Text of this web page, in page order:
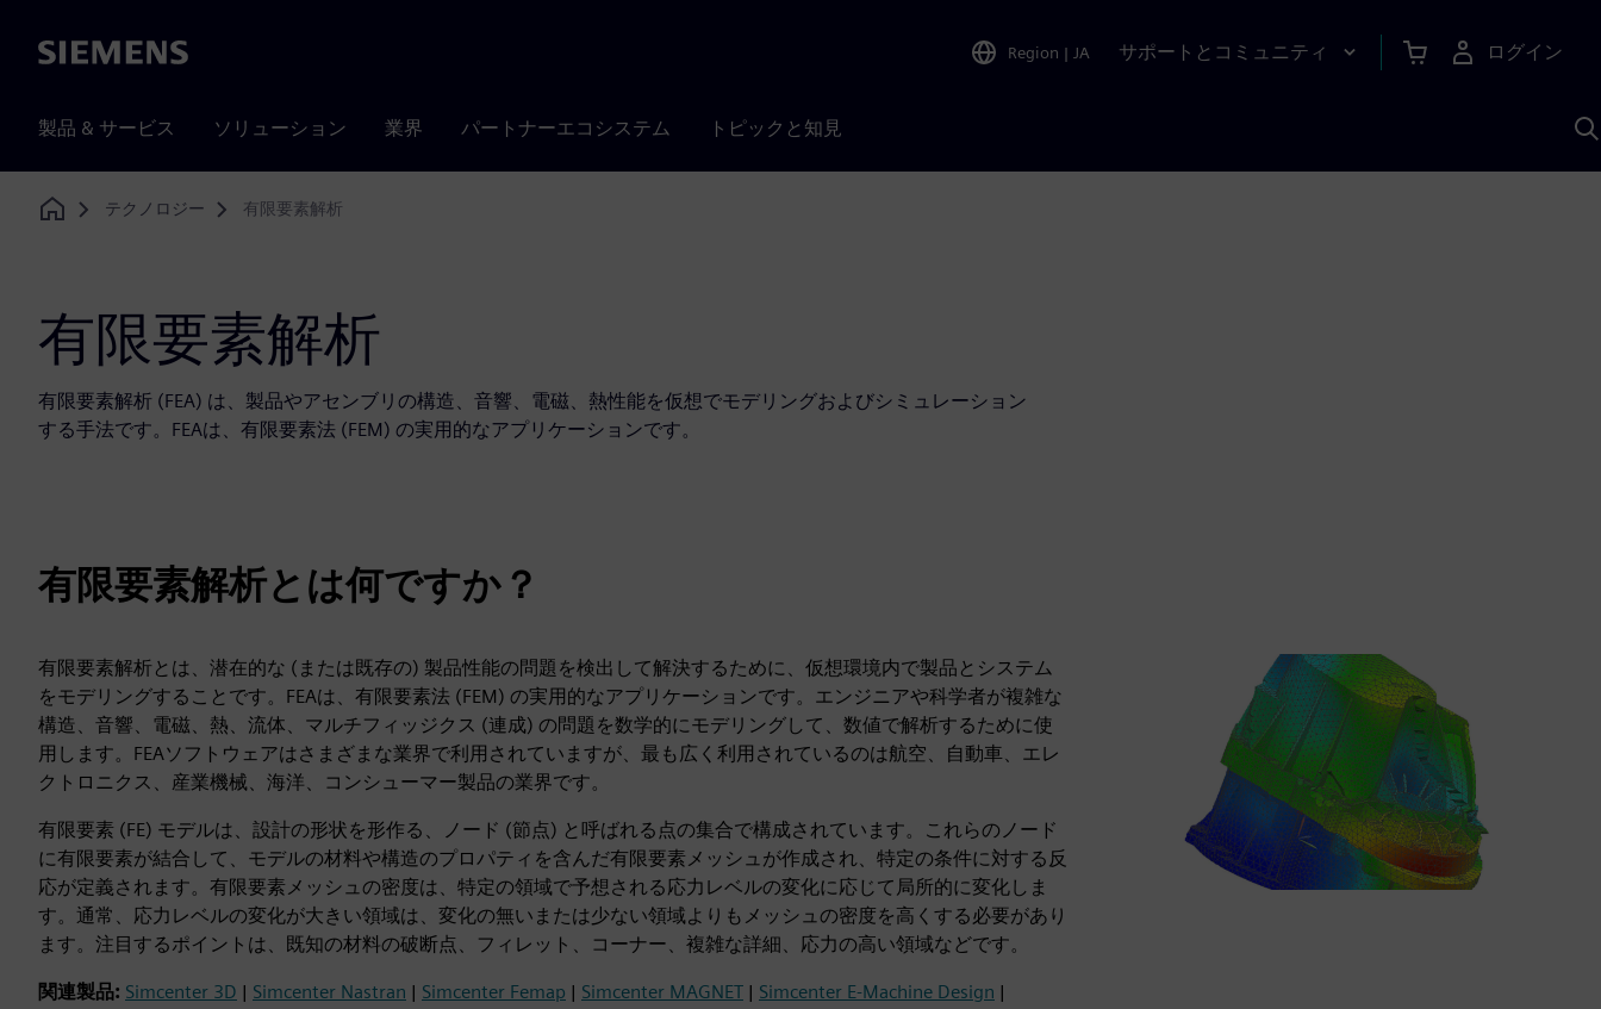
Siemens Region | JA サポートとコミュニティ ログイン
製品 & サービス ソリューション 業界 パートナーエコシステム トピックと知見
Home
テクノロジー 有限要素解析
有限要素解析
有限要素解析 (FEA) は、製品やアセンブリの構造、音響、電磁、熱性能を仮想でモデリングおよびシミュレーション
する手法です。FEAは、有限要素法 (FEM) の実用的なアプリケーションです。
有限要素解析とは何ですか？
有限要素解析とは、潜在的な (または既存の) 製品性能の問題を検出して解決するために、仮想環境内で製品とシステム
をモデリングすることです。FEAは、有限要素法 (FEM) の実用的なアプリケーションです。エンジニアや科学者が複雑な
構造、音響、電磁、熱、流体、マルチフィッジクス (連成) の問題を数学的にモデリングして、数値で解析するために使
用します。FEAソフトウェアはさまざまな業界で利用されていますが、最も広く利用されているのは航空、自動車、エレ
クトロニクス、産業機械、海洋、コンシューマー製品の業界です。
有限要素 (FE) モデルは、設計の形状を形作る、ノード (節点) と呼ばれる点の集合で構成されています。これらのノード
に有限要素が結合して、モデルの材料や構造のプロパティを含んだ有限要素メッシュが作成され、特定の条件に対する反
応が定義されます。有限要素メッシュの密度は、特定の領域で予想される応力レベルの変化に応じて局所的に変化しま
す。通常、応力レベルの変化が大きい領域は、変化の無いまたは少ない領域よりもメッシュの密度を高くする必要があり
ます。注目するポイントは、既知の材料の破断点、フィレット、コーナー、複雑な詳細、応力の高い領域などです。
関連製品: Simcenter 3D | Simcenter Nastran | Simcenter Femap | Simcenter MAGNET | Simcenter E-Machine Design |